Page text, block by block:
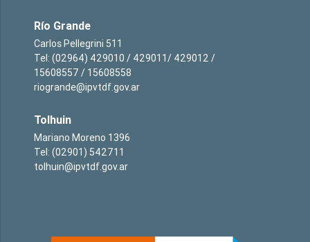
Río Grande
Carlos Pellegrini 511
Tel: (02964) 429010 / 429011/ 429012 /
15608557 / 15608558
riogrande@ipvtdf.gov.ar
Tolhuin
Mariano Moreno 1396
Tel: (02901) 542711
tolhuin@ipvtdf.gov.ar